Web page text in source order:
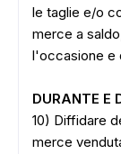
le taglie e/o
merce a
l'occasione e
DURANTE E
10) Diffidare
merce